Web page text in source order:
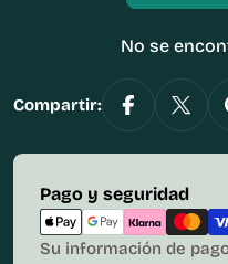
No se
Compartir:
Pago y seguridad
Métodos
de
pago
Su información de